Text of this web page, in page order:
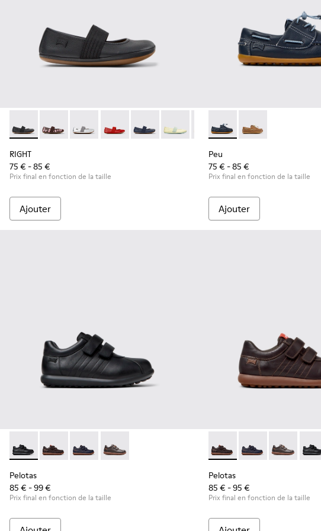
RIGHT - 80025-053 - Ballerines en cuir noir pour enfants.
RIGHT - 80025-160
RIGHT - 80025-159
RIGHT - 80025-153
RIGHT - 80025-116
RIGHT - 80025-109
RIGHT - 80025-030
RIGHT
75 € - 85 €
Prix final en fonction de la taille
Ajouter
Peu - K800689-002 -
Peu - K800689-004
Peu
75 € - 85 €
Prix final en fonction de la taille
Ajouter
Pelotas - 80353-009 - Chaussures noires en cuir et tissu pour enfants.
Pelotas - 80353-044 - Chaussures marron en cuir et textile pour
Pelotas - 80353-043 - Chaussures bleues en cuir et tissu
Pelotas - 80353-037
Pelotas
85 € - 99 €
Prix final en fonction de la taille
Pelotas - 80353-044 -
Pelotas - 80353-
Pelotas -
Pelotas
85 € - 95 €
Prix final en fonction de la taille